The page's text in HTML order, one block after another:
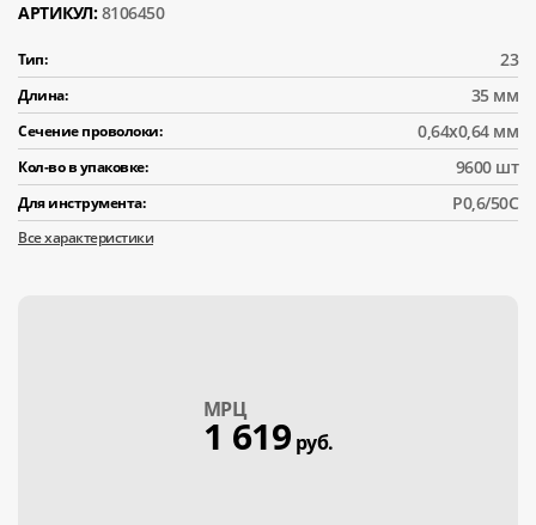
АРТИКУЛ: 8106450
Тип: 23
Длина: 35 мм
Сечение проволоки: 0,64x0,64 мм
Кол-во в упаковке: 9600 шт
Для инструмента: P0,6/50C
Все характеристики
МPЦ
1 619 руб.